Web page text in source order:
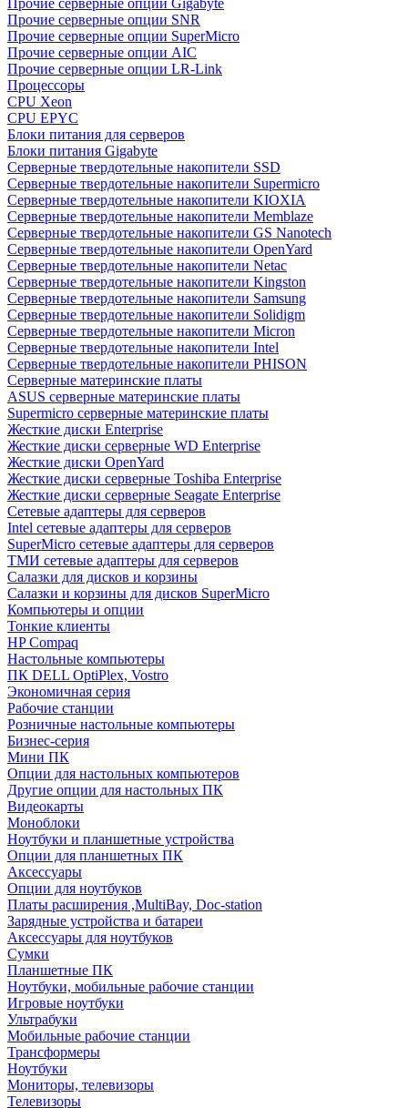
Прочие серверные опции Gigabyte
Прочие серверные опции SNR
Прочие серверные опции SuperMicro
Прочие серверные опции AIC
Прочие серверные опции LR-Link
Процессоры
CPU Xeon
CPU EPYC
Блоки питания для серверов
Блоки питания Gigabyte
Серверные твердотельные накопители SSD
Cерверные твердотельные накопители Supermicro
Cерверные твердотельные накопители KIOXIA
Cерверные твердотельные накопители Memblaze
Cерверные твердотельные накопители GS Nanotech
Серверные твердотельные накопители OpenYard
Серверные твердотельные накопители Netac
Cерверные твердотельные накопители Kingston
Cерверные твердотельные накопители Samsung
Cерверные твердотельные накопители Solidigm
Cерверные твердотельные накопители Micron
Cерверные твердотельные накопители Intel
Cерверные твердотельные накопители PHISON
Серверные материнские платы
ASUS серверные материнские платы
Supermicro серверные материнские платы
Жесткие диски Enterprise
Жесткие диски серверные WD Enterprise
Жесткие диски OpenYard
Жесткие диски серверные Toshiba Enterprise
Жесткие диски серверные Seagate Enterprise
Сетевые адаптеры для серверов
Intel сетевые адаптеры для серверов
SuperMicro сетевые адаптеры для серверов
ТМИ сетевые адаптеры для серверов
Салазки для дисков и корзины
Салазки и корзины для дисков SuperMicro
Компьютеры и опции
Тонкие клиенты
HP Compaq
Настольные компьютеры
ПК DELL OptiPlex, Vostro
Экономичная серия
Рабочие станции
Розничные настольные компьютеры
Бизнес-серия
Мини ПК
Опции для настольных компьютеров
Другие опции для настольных ПК
Видеокарты
Моноблоки
Ноутбуки и планшетные устройства
Опции для планшетных ПК
Аксессуары
Опции для ноутбуков
Платы расширения ,MultiBay, Doc-station
Зарядные устройства и батареи
Аксессуары для ноутбуков
Сумки
Планшетные ПК
Ноутбуки, мобильные рабочие станции
Игровые ноутбуки
Ультрабуки
Мобильные рабочие станции
Трансформеры
Ноутбуки
Мониторы, телевизоры
Телевизоры